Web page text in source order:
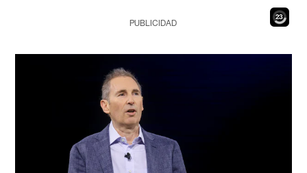
22
PUBLICIDAD